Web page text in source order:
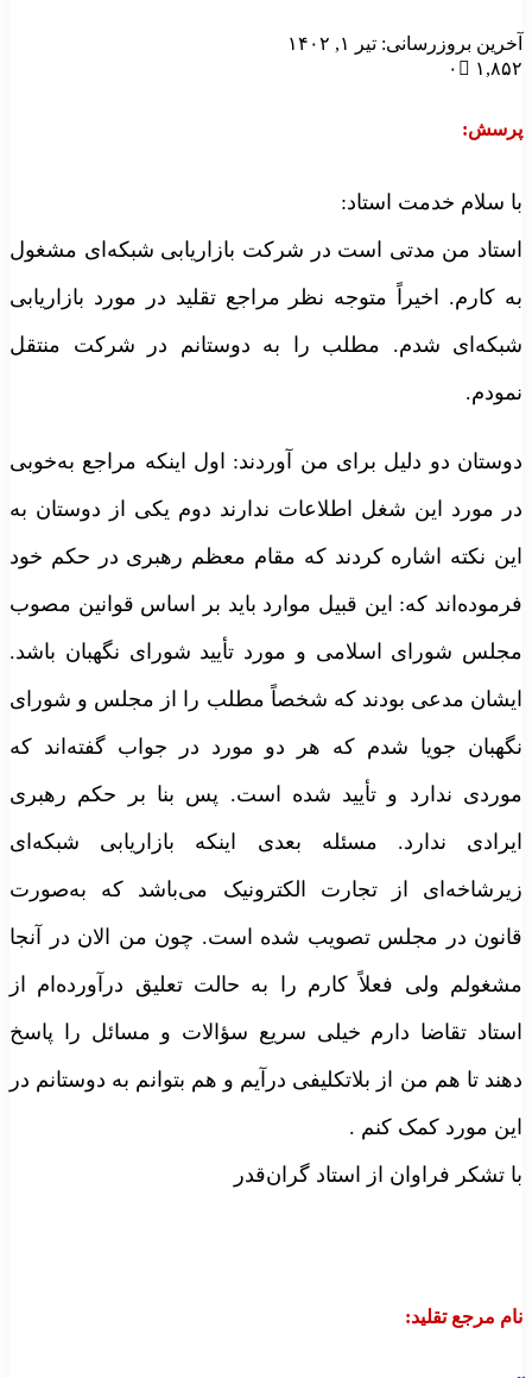
بروزرسانی: تیر ۱, ۱۴۰۲
۰
سلام خدمت استاد:
من مدتی است در شرکت بازاریابی شبکه‌ای مشغول
کارم. اخیراً متوجه نظر مراجع تقلید در مورد بازاریابی
شدم. مطلب را به دوستانم در شرکت منتقل
دو دلیل برای من آوردند: اول اینکه مراجع به‌خوبی
مورد این شغل اطلاعات ندارند دوم یکی از دوستان به
نکته اشاره کردند که مقام معظم رهبری در حکم خود
که: این قبیل موارد باید بر اساس قوانین مصوب
شورای اسلامی و مورد تأیید شورای نگهبان باشد.
مدعی بودند که شخصاً مطلب را از مجلس و شورای
جویا شدم که هر دو مورد در جواب گفته‌اند که
ندارد و تأیید شده است. پس بنا بر حکم رهبری
ندارد. مسئله بعدی اینکه بازاریابی شبکه‌ای
از تجارت الکترونیک می‌باشد که به‌صورت
در مجلس تصویب شده است. چون من الان در آنجا
ولی فعلاً کارم را به حالت تعلیق درآورده‌ام از
تقاضا دارم خیلی سریع سؤالات و مسائل را پاسخ
تا هم من از بلاتکلیفی درآیم و هم بتوانم به دوستانم در
مورد کمک کنم .
تشکر فراوان از استاد گران‌قدر
مرجع تقلید: